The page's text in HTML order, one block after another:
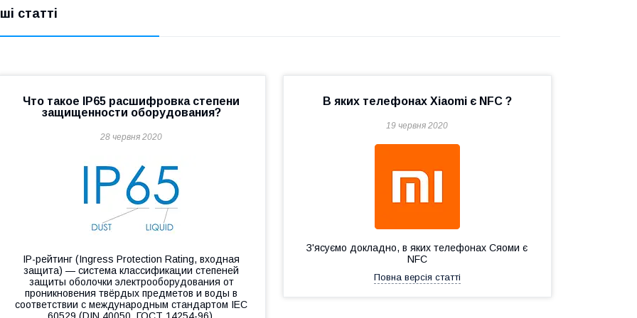
статті
Что такое IP65 расшифровка степени
защищенности оборудования?
28 червня 2020
IP-рейтинг (Ingress Protection Rating, входная
защита) — система классификации степеней
защиты оболочки электрооборудования от
проникновения твёрдых предметов и воды в
соответствии с международным стандартом IEC
В яких телефонах Xiaomi є NFC ?
19 червня 2020
З'ясуємо докладно, в яких телефонах Сяоми є
NFC
Повна версія статті